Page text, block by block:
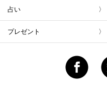
占い
プレゼント